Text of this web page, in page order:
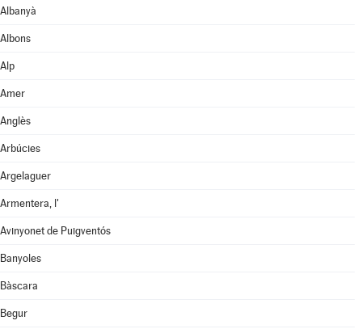
Albanyà
Albons
Alp
Amer
Anglès
Arbúcies
Argelaguer
Armentera, l'
Avinyonet de Puigventós
Banyoles
Bàscara
Begur